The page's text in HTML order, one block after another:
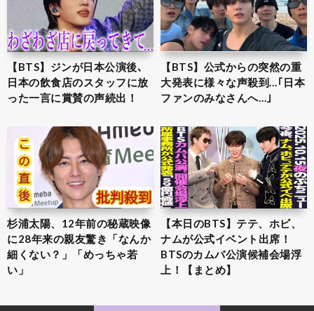
【BTS】ジンが日本公演後､
日本の飲食店のスタッフに放
った一言に賞賛の声続出！
【BTS】公式からの突然の重
大発表に様々な声殺到…｢日本
ファンのみなさんへ…｣
杉浦太陽、12年前の秘蔵映像
に28年来の親友驚き「なんか
細くない？」「めっちゃ若
い」
【本日のBTS】テテ、ホビ、
ナムが公式イベント出席！
BTSのカムバ公演候補会場浮
上！【まとめ】